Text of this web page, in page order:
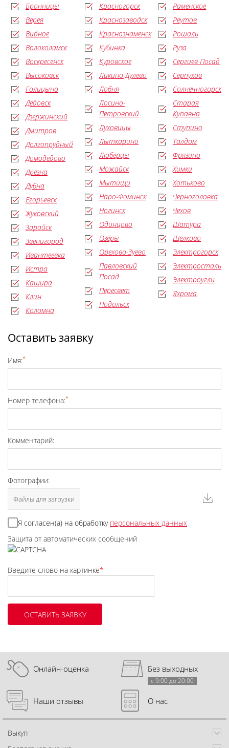
Бронницы
Верея
Видное
Волоколамск
Воскресенск
Высоковск
Голицыно
Дедовск
Дзержинский
Дмитров
Долгопрудный
Домодедово
Дрезна
Дубна
Егорьевск
Жуковский
Зарайск
Звенигород
Ивантеевка
Истра
Кашира
Клин
Коломна
Красногорск
Краснозаводск
Краснознаменск
Кубинка
Куровское
Ликино-Дулёво
Лобня
Лосино-
Петровский
Луховицы
Лыткарино
Люберцы
Можайск
Мытищи
Наро-Фоминск
Ногинск
Одинцово
Озёры
Орехово-Зуево
Павловский
Посад
Пересвет
Подольск
Раменское
Реутов
Рошаль
Руза
Сергиев Посад
Серпухов
Солнечногорск
Старая
Купавна
Ступино
Талдом
Фрязино
Химки
Хотьково
Черноголовка
Чехов
Шатура
Щёлково
Электрогорск
Электросталь
Электроугли
Яхрома
Оставить заявку
Имя:*
Номер телефона:*
Комментарий:
Фотографии:
Файлы для загрузки
Я согласен(а) на обработку персональных данных
Защита от автоматических сообщений
Введите слово на картинке*
Онлайн-оценка Без выходных
с 9:00 до 20:00
Наши отзывы О нас
Выкуп